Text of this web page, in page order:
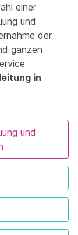
einer
und
der
ganzen
in
und